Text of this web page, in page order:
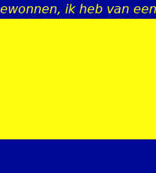
Jump
ik heb van